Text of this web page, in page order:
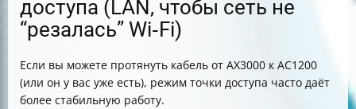
доступа (LAN, чтобы сеть не
“резалась” Wi‑Fi)
Если вы можете протянуть кабель от AX3000 к AC1200
(или он у вас уже есть), режим точки доступа часто даёт
более стабильную работу.